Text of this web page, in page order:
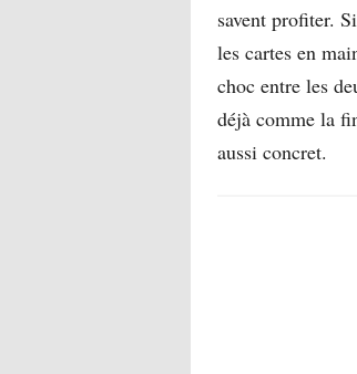
savent profiter.
les cartes en
choc entre les
déjà comme la
aussi concret.